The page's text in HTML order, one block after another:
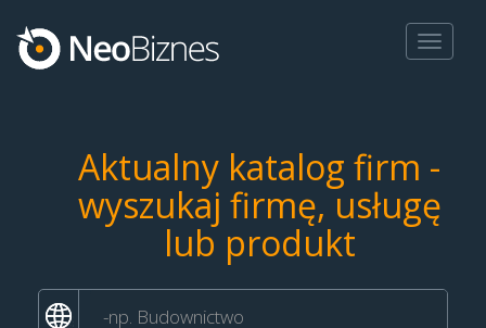
Toggle
Aktualny katalog firm -
wyszukaj firmę, usługę
lub produkt